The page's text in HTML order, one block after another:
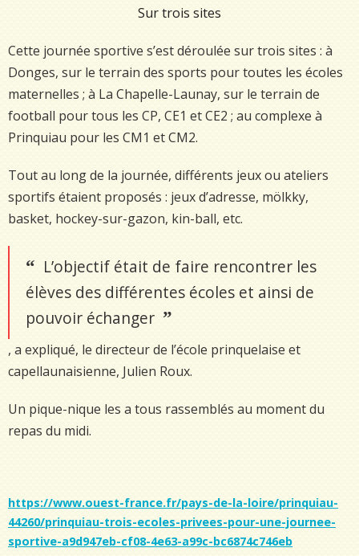
Sur trois sites
Cette journée sportive s’est déroulée sur trois sites : à
Donges, sur le terrain des sports pour toutes les écoles
maternelles ; à La Chapelle-Launay, sur le terrain de
football pour tous les CP, CE1 et CE2 ; au complexe à
Prinquiau pour les CM1 et CM2.
Tout au long de la journée, différents jeux ou ateliers
sportifs étaient proposés : jeux d’adresse, mölkky,
basket, hockey-sur-gazon, kin-ball, etc.
L’objectif était de faire rencontrer les
élèves des différentes écoles et ainsi de
pouvoir échanger
, a expliqué, le directeur de l’école prinquelaise et
capellaunaisienne, Julien Roux.
Un pique-nique les a tous rassemblés au moment du
repas du midi.
https://www.ouest-france.fr/pays-de-la-loire/prinquiau-
44260/prinquiau-trois-ecoles-privees-pour-une-journee-
sportive-a9d947eb-cf08-4e63-a99c-bc6874c746eb